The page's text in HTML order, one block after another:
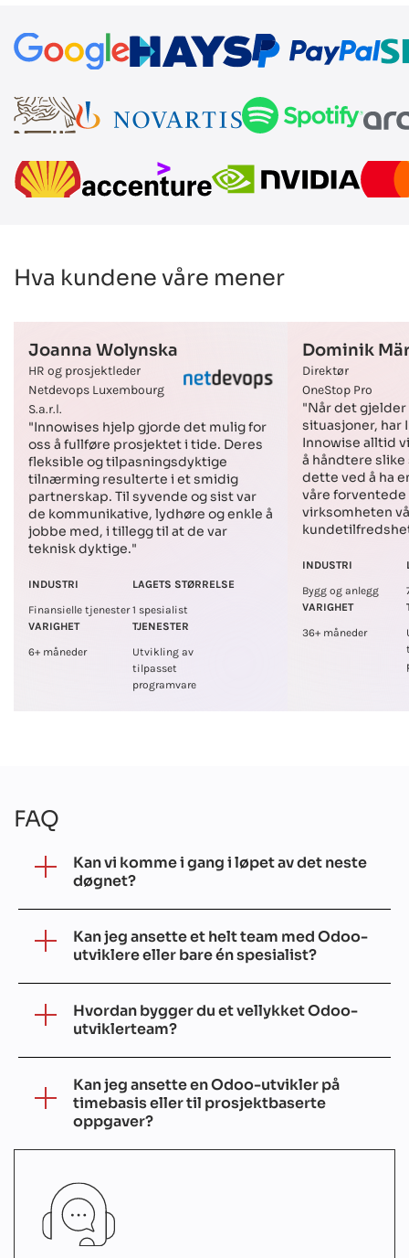
Hva kundene våre mener
Joanna Wolynska
HR og prosjektleder
Netdevops Luxembourg
S.a.r.l.
"Innowises hjelp gjorde det mulig for
oss å fullføre prosjektet i tide. Deres
fleksible og tilpasningsdyktige
tilnærming resulterte i et smidig
partnerskap. Til syvende og sist var
de kommunikative, lydhøre og enkle å
jobbe med, i tillegg til at de var
teknisk dyktige."
INDUSTRI
Finansielle tjenester
LAGETS STØRRELSE
1 spesialist
VARIGHET
6+ måneder
TJENESTER
Utvikling av
tilpasset
programvare
Dominik
Direktør
OneStop Pro
"Når det
situasjoner, har
Innowise alltid
å håndtere
dette ved å ha
våre
virksomheten
INDUSTRI
Bygg og anlegg
VARIGHET
36+ måneder
FAQ
Kan vi komme i gang i løpet av det neste
døgnet?
Kan jeg ansette et helt team med Odoo-
utviklere eller bare én spesialist?
Hvordan bygger du et vellykket Odoo-
utviklerteam?
Kan jeg ansette en Odoo-utvikler på
timebasis eller til prosjektbaserte
oppgaver?